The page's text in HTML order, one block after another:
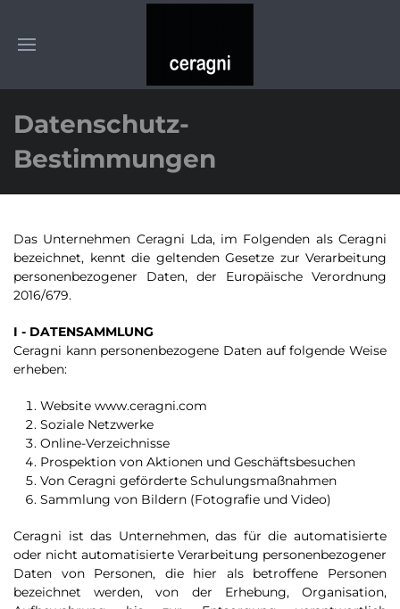
Datenschutz-
Bestimmungen
Das Unternehmen Ceragni Lda, im Folgenden als Ceragni
bezeichnet, kennt die geltenden Gesetze zur Verarbeitung
personenbezogener Daten, der Europäische Verordnung
2016/679.
I - DATENSAMMLUNG
Ceragni kann personenbezogene Daten auf folgende Weise
erheben:
Website www.ceragni.com
Soziale Netzwerke
Online-Verzeichnisse
Prospektion von Aktionen und Geschäftsbesuchen
Von Ceragni geförderte Schulungsmaßnahmen
Sammlung von Bildern (Fotografie und Video)
Ceragni ist das Unternehmen, das für die automatisierte
oder nicht automatisierte Verarbeitung personenbezogener
Daten von Personen, die hier als betroffene Personen
bezeichnet werden, von der Erhebung, Organisation,